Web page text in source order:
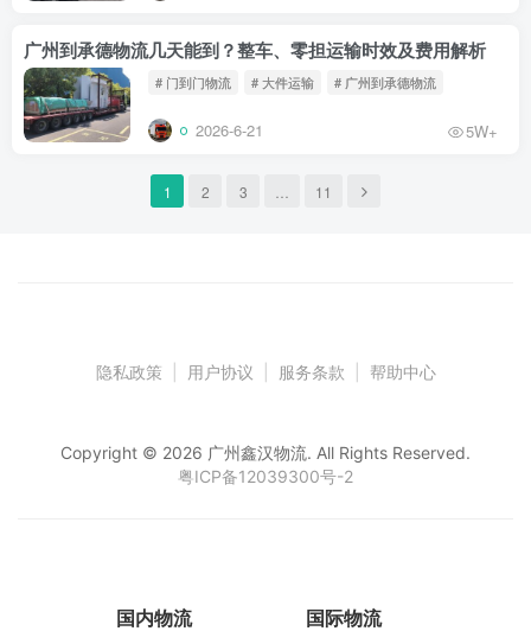
广州到承德物流几天能到？整车、零担运输时效及费用解析
# 门到门物流 # 大件运输 # 广州到承德物流
2026-6-21 5W+
1 2 3 11
隐私政策 用户协议 服务条款 帮助中心
Copyright © 2026 广州鑫汉物流. All Rights Reserved.
粤ICP备12039300号-2
国内物流 国际物流